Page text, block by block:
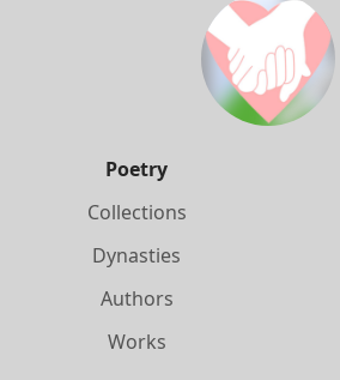
Poetry
Collections
Dynasties
Authors
Works